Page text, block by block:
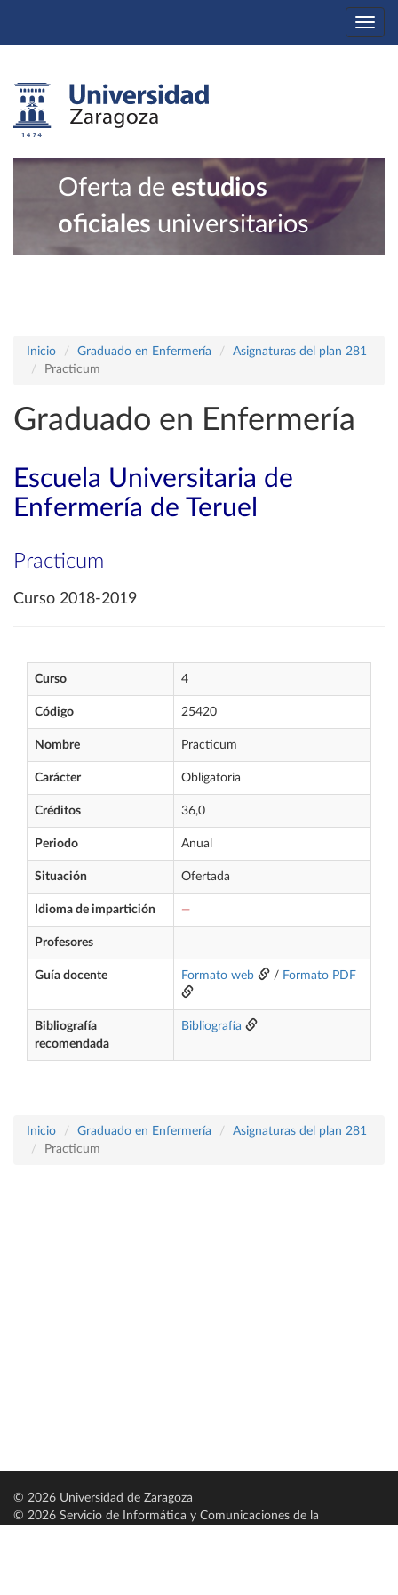
Oferta de estudios
oficiales universitarios
Inicio Graduado en Enfermería
Asignaturas del plan 281
Practicum
Graduado en Enfermería
Escuela Universitaria de
Enfermería de Teruel
Practicum
Curso 2018-2019
Curso 4
Código 25420
Nombre Practicum
Carácter Obligatoria
Créditos 36,0
Periodo Anual
Situación Ofertada
Idioma de impartición —
Profesores
Guía docente Formato web / Formato PDF
Bibliografía
recomendada
Bibliografía
Inicio Graduado en Enfermería
Asignaturas del plan 281
Practicum
© 2026 Universidad de Zaragoza
© 2026 Servicio de Informática y Comunicaciones de la